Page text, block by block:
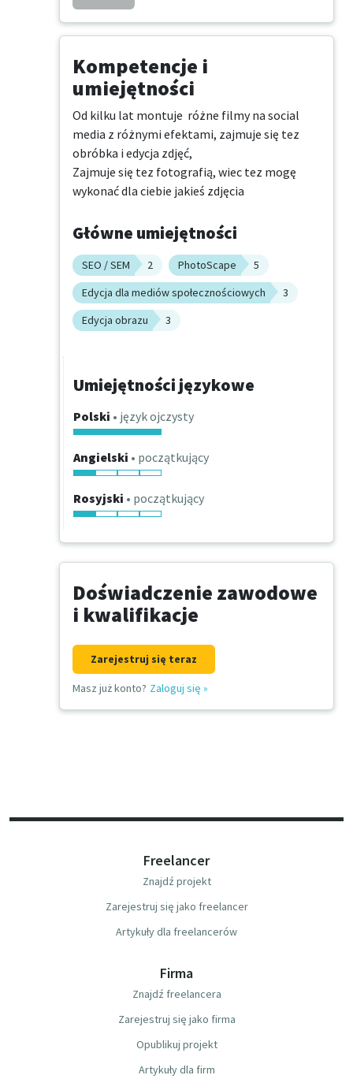
Kompetencje i
umiejętności
Od kilku lat montuje  różne filmy na social
media z różnymi efektami, zajmuje się tez
obróbka i edycja zdjęć,
Zajmuje się tez fotografią, wiec tez mogę
wykonać dla ciebie jakieś zdjęcia
Główne umiejętności
SEO / SEM 2 PhotoScape
5
Edycja dla mediów społecznościowych
3
Edycja obrazu
3
Umiejętności językowe
Polski • język ojczysty
Angielski • początkujący
Rosyjski • początkujący
Doświadczenie zawodowe
i kwalifikacje
Zarejestruj się teraz
Masz już konto? Zaloguj się »
Freelancer
Znajdź projekt
Zarejestruj się jako freelancer
Artykuły dla freelancerów
Firma
Znajdź freelancera
Zarejestruj się jako firma
Opublikuj projekt
Artykuły dla firm